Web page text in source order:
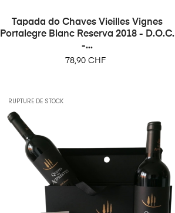
Tapada do Chaves Vieilles Vignes
Portalegre Blanc Reserva 2018 - D.O.C.
-...
Prix
78,90 CHF
RUPTURE DE STOCK